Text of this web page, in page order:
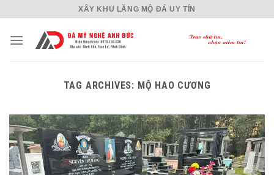
content
XÂY KHU LĂNG MỘ ĐÁ UY TÍN
TAG ARCHIVES: MỘ HAO CƯƠNG